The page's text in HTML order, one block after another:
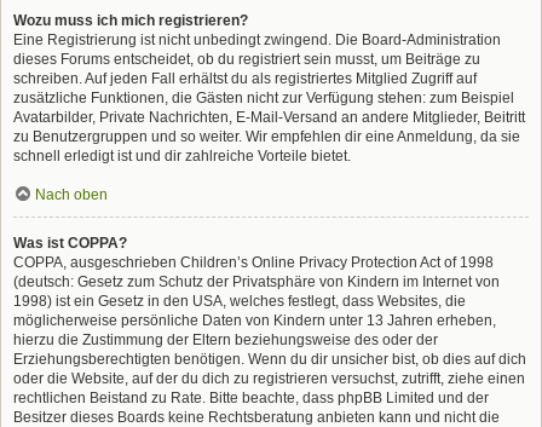
Wozu muss ich mich registrieren?
Eine Registrierung ist nicht unbedingt zwingend. Die Board-Administration
dieses Forums entscheidet, ob du registriert sein musst, um Beiträge zu
schreiben. Auf jeden Fall erhältst du als registriertes Mitglied Zugriff auf
zusätzliche Funktionen, die Gästen nicht zur Verfügung stehen: zum Beispiel
Avatarbilder, Private Nachrichten, E-Mail-Versand an andere Mitglieder, Beitritt
zu Benutzergruppen und so weiter. Wir empfehlen dir eine Anmeldung, da sie
schnell erledigt ist und dir zahlreiche Vorteile bietet.
Nach oben
Was ist COPPA?
COPPA, ausgeschrieben Children’s Online Privacy Protection Act of 1998
(deutsch: Gesetz zum Schutz der Privatsphäre von Kindern im Internet von
1998) ist ein Gesetz in den USA, welches festlegt, dass Websites, die
möglicherweise persönliche Daten von Kindern unter 13 Jahren erheben,
hierzu die Zustimmung der Eltern beziehungsweise des oder der
Erziehungsberechtigten benötigen. Wenn du dir unsicher bist, ob dies auf dich
oder die Website, auf der du dich zu registrieren versuchst, zutrifft, ziehe einen
rechtlichen Beistand zu Rate. Bitte beachte, dass phpBB Limited und der
Besitzer dieses Boards keine Rechtsberatung anbieten kann und nicht die